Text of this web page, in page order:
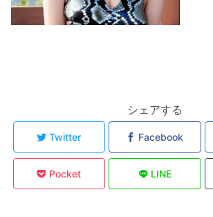
シェアする
Twitter Facebook
Pocket LINE